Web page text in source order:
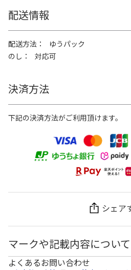
配送情報
配送方法
ゆうパック
のし
対応可
決済方法
下記の決済方法がご利用頂けます。
シェア
マークや記載内容について
よくあるお問い合わせ